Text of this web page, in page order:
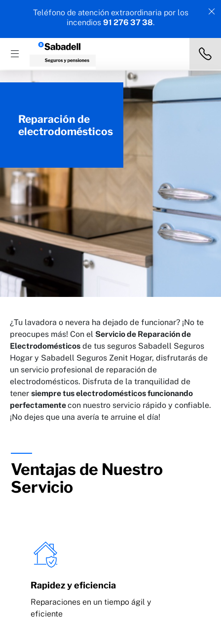
Teléfono de atención extraordinaria por los
incendios 91 276 37 38.
Reparación de
electrodomésticos
¿Tu lavadora o nevera ha dejado de funcionar? ¡No te
preocupes más! Con el Servicio de Reparación de
Electrodomésticos de tus seguros Sabadell Seguros
Hogar y Sabadell Seguros Zenit Hogar, disfrutarás de
un servicio profesional de reparación de
electrodomésticos. Disfruta de la tranquilidad de
tener siempre tus electrodomésticos funcionando
perfectamentecon nuestro servicio rápido y confiable.
¡No dejes que una avería te arruine el día!
Ventajas de Nuestro
Servicio
Rapidez y eficiencia
Reparaciones en un tiempo ágil y
eficiente